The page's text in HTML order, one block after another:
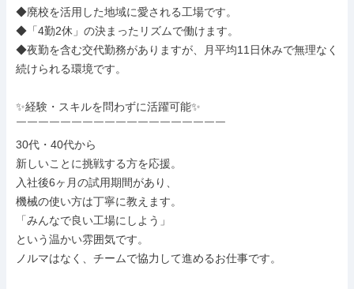
◆廃校を活用した地域に愛される工場です。
◆「4勤2休」の決まったリズムで働けます。
◆夜勤を含む交代勤務がありますが、月平均11日休みで無理なく
続けられる環境です。
✨経験・スキルを問わずに活躍可能✨
￣￣￣￣￣￣￣￣￣￣￣￣￣￣￣￣￣￣￣
30代・40代から
新しいことに挑戦する方を応援。
入社後6ヶ月の試用期間があり、
機械の使い方は丁寧に教えます。
「みんなで良い工場にしよう」
という温かい雰囲気です。
ノルマはなく、チームで協力して進めるお仕事です。